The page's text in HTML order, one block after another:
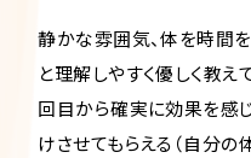
静かな雰囲気、体を時間
と理解しやすく優しく教え
回目から確実に効果を感
けさせてもらえる（自分